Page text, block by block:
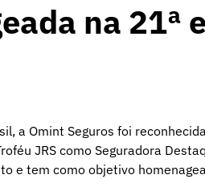
na 21ª
a Omint Seguros foi
JRS como Seguradora
e tem como objetivo